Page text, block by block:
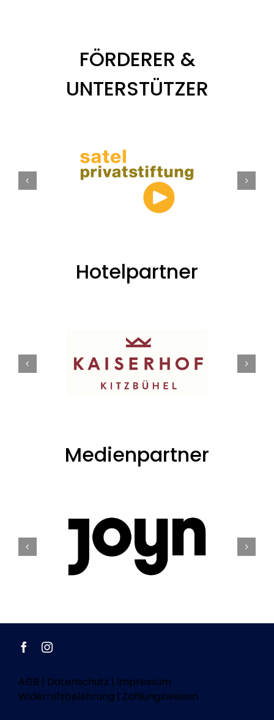
FÖRDERER &
UNTERSTÜTZER
Hotelpartner
Medienpartner
AGB | Datenschutz | Impressum
Widerrufsbelehrung | Zahlungsweisen